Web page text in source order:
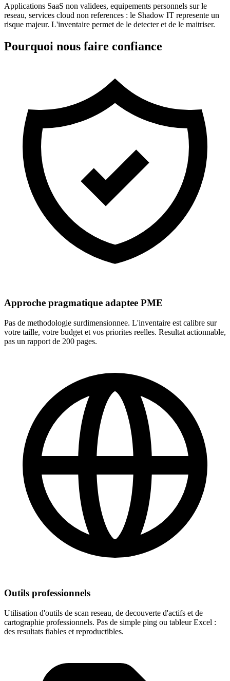
Applications SaaS non validees, equipements personnels sur le
reseau, services cloud non references : le Shadow IT represente un
risque majeur. L'inventaire permet de le detecter et de le maitriser.
Pourquoi nous faire confiance
Approche pragmatique adaptee PME
Pas de methodologie surdimensionnee. L'inventaire est calibre sur
votre taille, votre budget et vos priorites reelles. Resultat actionnable,
pas un rapport de 200 pages.
Outils professionnels
Utilisation d'outils de scan reseau, de decouverte d'actifs et de
cartographie professionnels. Pas de simple ping ou tableur Excel :
des resultats fiables et reproductibles.